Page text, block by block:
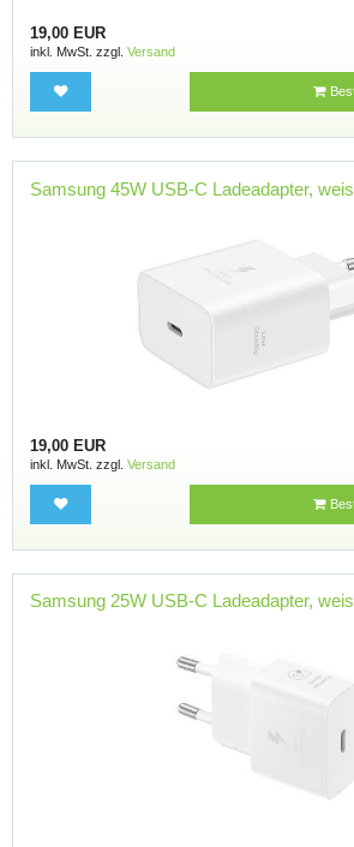
19,00 EUR
inkl. MwSt. zzgl. Versand
Samsung 45W USB-C Ladeadapter,
19,00 EUR
inkl. MwSt. zzgl. Versand
Samsung 25W USB-C Ladeadapter,